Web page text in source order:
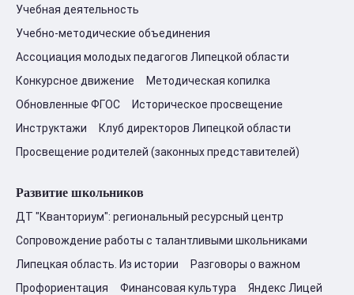
Учебная деятельность
Учебно-методические объединения
Ассоциация молодых педагогов Липецкой области
Конкурсное движение
Методическая копилка
Обновленные ФГОС
Историческое просвещение
Инструктажи
Клуб директоров Липецкой области
Просвещение родителей (законных представителей)
Развитие школьников
ДТ "Кванториум": региональный ресурсный центр
Сопровождение работы с талантливыми школьниками
Липецкая область. Из истории
Разговоры о важном
Профориентация
Финансовая культура Яндекс Лицей